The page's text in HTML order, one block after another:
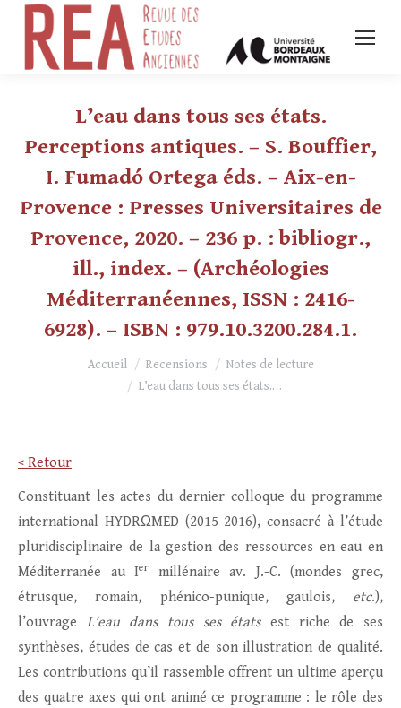
L’eau dans tous ses états.
Perceptions antiques. – S. Bouffier,
I. Fumadó Ortega éds. – Aix-en-
Provence : Presses Universitaires de
Provence, 2020. – 236 p. : bibliogr.,
ill., index. – (Archéologies
Méditerranéennes, ISSN : 2416-
6928). – ISBN : 979.10.3200.284.1.
Vous êtes ici :Accueil Recensions
Notes de lecture
L’eau dans tous ses états.…
< Retour
Constituant les actes du dernier colloque du programme
international HYDRΩMED (2015-2016), consacré à l’étude
pluridisciplinaire de la gestion des ressources en eau en
Méditerranée au Ier
millénaire av. J.-C. (mondes grec,
étrusque, romain, phénico-punique, gaulois, etc.),
l’ouvrage L’eau dans tous ses étatsest riche de ses
synthèses, études de cas et de son illustration de qualité.
Les contributions qu’il rassemble offrent un ultime aperçu
des quatre axes qui ont animé ce programme : le rôle des